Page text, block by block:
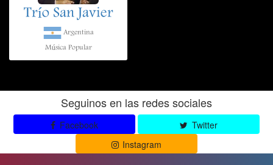
Trío San Javier
Argentina
Música Popular
Seguinos en las redes sociales
Facebook
Twitter
Instagram